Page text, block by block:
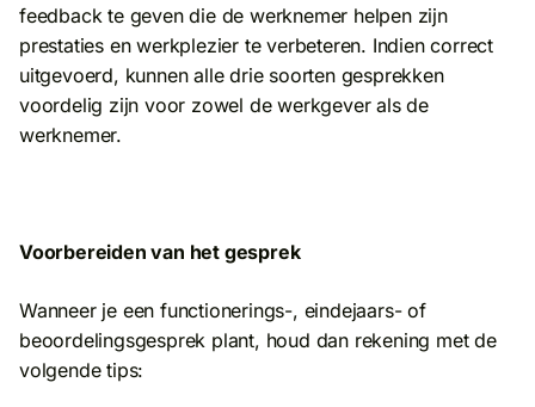
feedback te geven die de werknemer helpen zijn
prestaties en werkplezier te verbeteren. Indien correct
uitgevoerd, kunnen alle drie soorten gesprekken
voordelig zijn voor zowel de werkgever als de
werknemer.
Voorbereiden van het gesprek
Wanneer je een functionerings-, eindejaars- of
beoordelingsgesprek plant, houd dan rekening met de
volgende tips: